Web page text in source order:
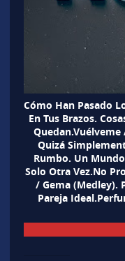
Cómo Han Pasado
En Tus Brazos.
Quedan.Vuélveme
Quizá
Rumbo. Un
Solo Otra Vez.No
/ Gema (Medley).
Pareja